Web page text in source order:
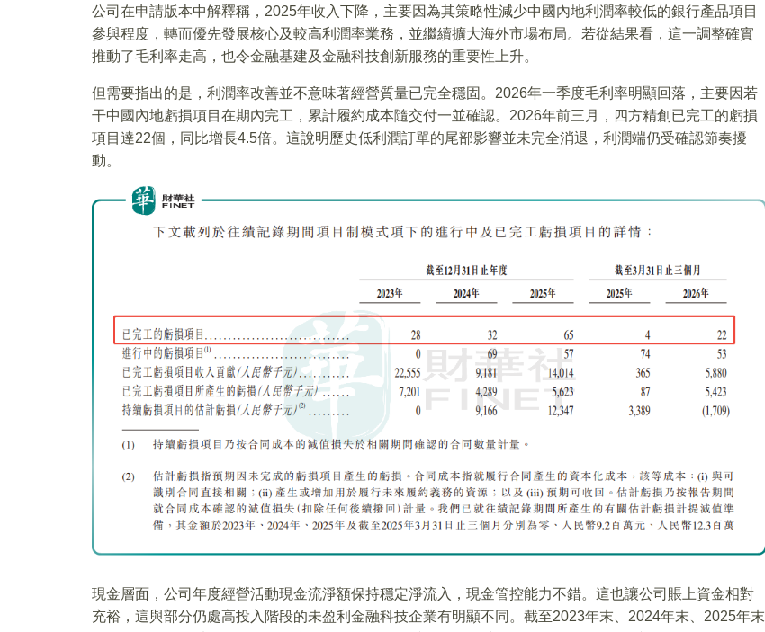
公司在申請版本中解釋稱，2025年收入下降，主要因為其策略性減少中國內地利潤率較低的銀行產品項目
參與程度，轉而優先發展核心及較高利潤率業務，並繼續擴大海外市場布局。若從結果看，這一調整確實
推動了毛利率走高，也令金融基建及金融科技創新服務的重要性上升。
但需要指出的是，利潤率改善並不意味著經營質量已完全穩固。2026年一季度毛利率明顯回落，主要因若
干中國內地虧損項目在期內完工，累計履約成本隨交付一並確認。2026年前三月，四方精創已完工的虧損
項目達22個，同比增長4.5倍。這說明歷史低利潤訂單的尾部影響並未完全消退，利潤端仍受確認節奏擾
動。
現金層面，公司年度經營活動現金流淨額保持穩定淨流入，現金管控能力不錯。這也讓公司賬上資金相對
充裕，這與部分仍處高投入階段的未盈利金融科技企業有明顯不同。截至2023年末、2024年末、2025年末